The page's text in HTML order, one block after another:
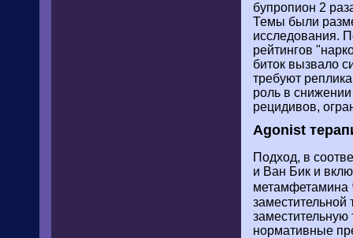
бупропион 2
Темы были
исследования.
рейтингов
биток вызвало
требуют
роль в
рецидивов,
Agonist
Подход, в
и Ван Бик и
метамфетамина
нормативные